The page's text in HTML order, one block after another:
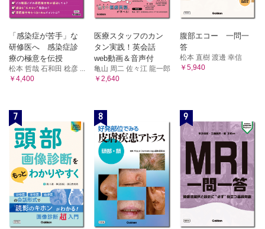
2．再興感染症
D．感染症にかかわる環境
1．食品と感染症
2．医療と感染症
3．薬害
4．薬害事例
1．食事摂取基準
2．国民健康・栄養調査
3．開発（発展）途上国の栄養・食糧問題
4．生活習慣病と食生活の問題
B．食中毒
1．食中毒の概要
2．細菌・ウイルスによる食中毒
3．寄生虫による食中毒
「感染症が苦手」な
研修医へ 感染症診
療の極意を伝授
松本 哲哉 石和田 稔彦 ...
￥4,400
医療スタッフのカン
タン実践！英会話
web動画＆音声付
亀山 周二 佐々江 龍一郎
￥2,640
腹部エコー 一問一
答
松本 直樹 渡邊 幸信
￥5,940
7 8 9